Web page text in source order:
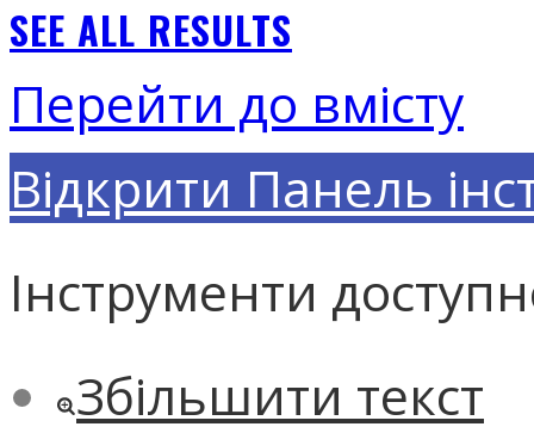
SEE ALL RESULTS
Перейти до вмісту
Відкрити Панель
Інструменти
Збільшити текст